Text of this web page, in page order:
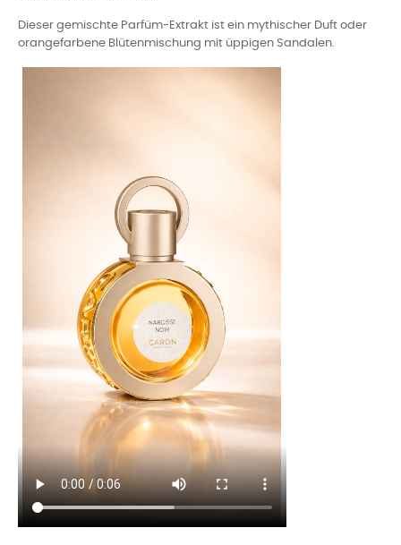
Dieser gemischte Parfüm-Extrakt ist ein mythischer Duft oder
orangefarbene Blütenmischung mit üppigen Sandalen.